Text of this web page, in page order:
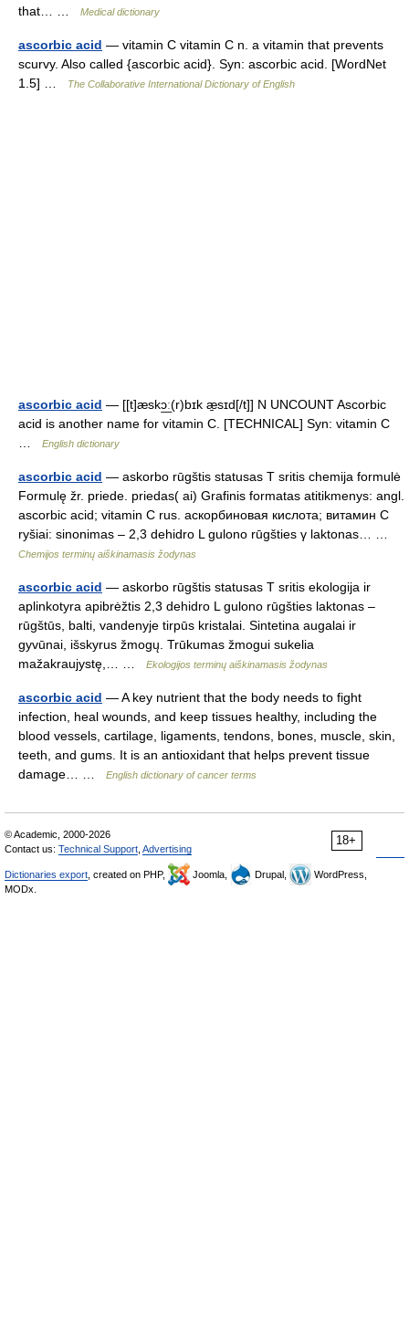
that… …
Medical dictionary
ascorbic acid — vitamin C vitamin C n. a vitamin that prevents
scurvy. Also called {ascorbic acid}. Syn: ascorbic acid. [WordNet
1.5] …
The Collaborative International Dictionary of English
ascorbic acid — [[t]æskɔ͟ː(r)bɪk æ̱sɪd[/t]] N UNCOUNT Ascorbic
acid is another name for vitamin C. [TECHNICAL] Syn: vitamin C
English dictionary
ascorbic acid — askorbo rūgštis statusas T sritis chemija formulė
Formulę žr. priede. priedas( ai) Grafinis formatas atitikmenys: angl.
ascorbic acid; vitamin C rus. аскорбиновая кислота; витамин С
ryšiai: sinonimas – 2,3 dehidro L gulono rūgšties γ laktonas… …
Chemijos terminų aiškinamasis žodynas
ascorbic acid — askorbo rūgštis statusas T sritis ekologija ir
aplinkotyra apibrėžtis 2,3 dehidro L gulono rūgšties laktonas –
rūgštūs, balti, vandenyje tirpūs kristalai. Sintetina augalai ir
gyvūnai, išskyrus žmogų. Trūkumas žmogui sukelia
mažakraujystę,… …
Ekologijos terminų aiškinamasis žodynas
ascorbic acid — A key nutrient that the body needs to fight
infection, heal wounds, and keep tissues healthy, including the
blood vessels, cartilage, ligaments, tendons, bones, muscle, skin,
teeth, and gums. It is an antioxidant that helps prevent tissue
damage… …
English dictionary of cancer terms
18+
© Academic, 2000-2026
Contact us: Technical Support Advertising
Dictionaries export , created on PHP, Joomla, Drupal,
WordPress,
MODx.